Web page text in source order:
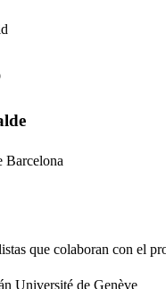
Barcelona
que colaboran con el
Université de Genève